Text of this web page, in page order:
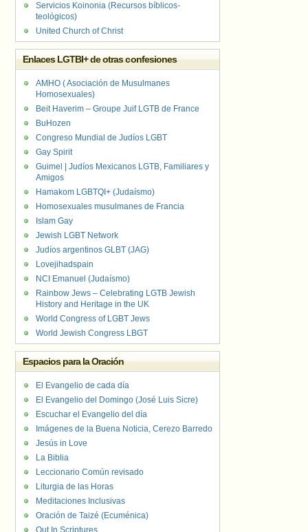
Servicios Koinonia (Recursos bíblicos-
teológicos)
United Church of Christ
Enlaces LGTBI+ de otras confesiones
AMHO ( Asociación de Musulmanes
Homosexuales)
Beit Haverim – Groupe Juif LGTB de France
BuHozen
Congreso Mundial de Judíos LGBT
Gay Spirit
Guimel | Judíos Mexicanos LGTB, Familiares y
Amigos
Hamakom LGBTQI+ (Judaísmo)
Homosexuales musulmanes de Francia
Islam Gay
Jewish LGBT Network
Judíos argentinos GLBT (JAG)
Lovejihadspain
NCI Emanuel (Judaísmo)
Rainbow Jews – Celebrating LGTB Jewish
History and Heritage in the UK
World Congress of LGBT Jews
World Jewish Congress LBGT
Espacios para la Oración
El Evangelio de cada día
El Evangelio del Domingo (José Luis Sicre)
Escuchar el Evangelio del día
Imágenes de la Buena Noticia, Cerezo Barredo
Jesús in Love
La Biblia
Leccionario Común revisado
Liturgia de las Horas
Meditaciones Inclusivas
Oración de Taizé (Ecuménica)
Out In Scriptures